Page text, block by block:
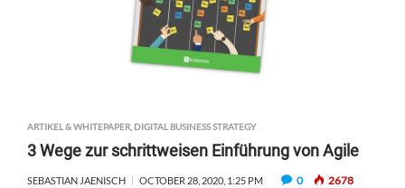
ARTIKEL & WHITEPAPER DIGITAL BUSINESS STRATEGY
3 Wege zur schrittweisen Einführung von Agile
SEBASTIAN JAENISCH OCTOBER 28, 2020, 1:25 PM 0 2678